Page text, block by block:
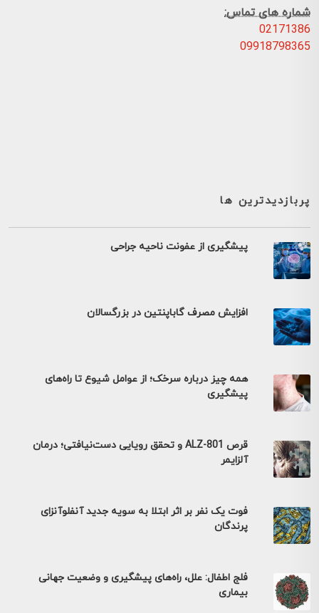
شماره های تماس:
02171386
09918798365
پربازدیدترین ها
پیشگیری از عفونت ناحیه جراحی
افزایش مصرف گاباپنتین در بزرگسالان
همه چیز درباره سرخک؛ از عوامل شیوع تا راه‌های
پیشگیری
قرص ALZ-801 و تحقق رویایی دست‌نیافتی؛ درمان
آلزایمر
فوت یک نفر بر اثر ابتلا به سویه جدید آنفلوآنزای
پرندگان
فلج اطفال: علل، راه‌های پیشگیری و وضعیت جهانی
بیماری